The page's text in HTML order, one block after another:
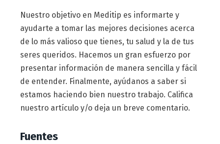
Nuestro objetivo en Meditip es informarte y
ayudarte a tomar las mejores decisiones acerca
de lo más valioso que tienes, tu salud y la de tus
seres queridos. Hacemos un gran esfuerzo por
presentar información de manera sencilla y fácil
de entender. Finalmente, ayúdanos a saber si
estamos haciendo bien nuestro trabajo. Califica
nuestro artículo y/o deja un breve comentario.
Fuentes